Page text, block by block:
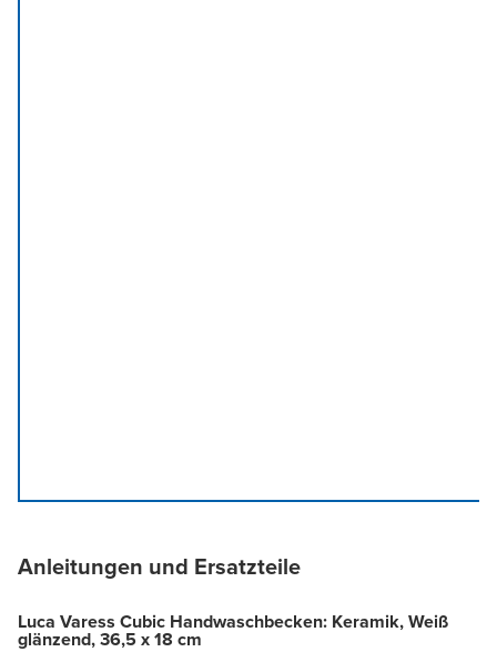
Anleitungen und Ersatzteile
Luca Varess Cubic Handwaschbecken: Keramik, Weiß
glänzend, 36,5 x 18 cm